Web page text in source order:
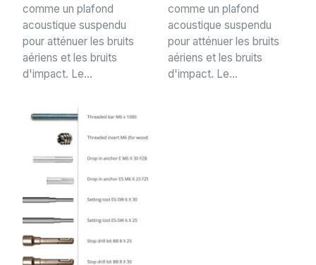
comme un plafond
acoustique suspendu
pour atténuer les bruits
aériens et les bruits
d'impact. Le...
comme un plafond
acoustique suspendu
pour atténuer les bruits
aériens et les bruits
d'impact. Le...